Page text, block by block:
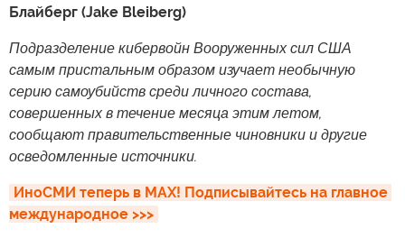
Блайберг (Jake Bleiberg)
Подразделение кибервойн Вооруженных сил США
самым пристальным образом изучает необычную
серию самоубийств среди личного состава,
совершенных в течение месяца этим летом,
сообщают правительственные чиновники и другие
осведомленные источники.
ИноСМИ теперь в MAX! Подписывайтесь на главное
международное >>>